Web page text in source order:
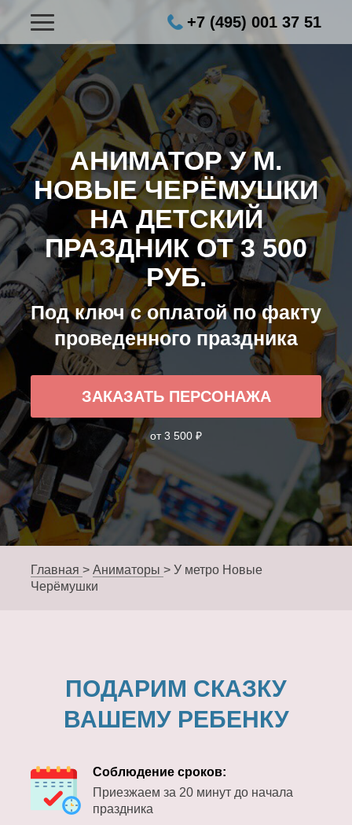
+7 (495) 001 37 51
АНИМАТОР У М.
НОВЫЕ ЧЕРЁМУШКИ
НА ДЕТСКИЙ
ПРАЗДНИК ОТ 3 500
РУБ.
Под ключ с оплатой по факту
проведенного праздника
ЗАКАЗАТЬ ПЕРСОНАЖА
от 3 500 ₽
Главная > Аниматоры > У метро Новые
Черёмушки
ПОДАРИМ СКАЗКУ
ВАШЕМУ РЕБЕНКУ
Соблюдение сроков:
Приезжаем за 20 минут до начала
праздника